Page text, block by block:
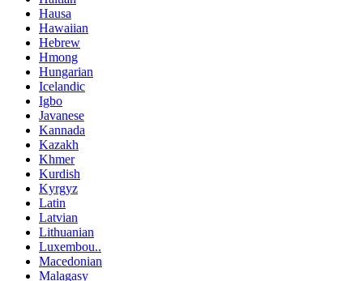
Hausa
Hawaiian
Hebrew
Hmong
Hungarian
Icelandic
Igbo
Javanese
Kannada
Kazakh
Khmer
Kurdish
Kyrgyz
Latin
Latvian
Lithuanian
Luxembou..
Macedonian
Malagasy